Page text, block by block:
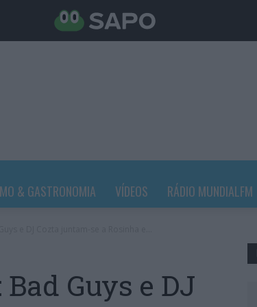
& GASTRONOMIA VÍDEOS RÁDIO MUNDIALFM
Guys e DJ